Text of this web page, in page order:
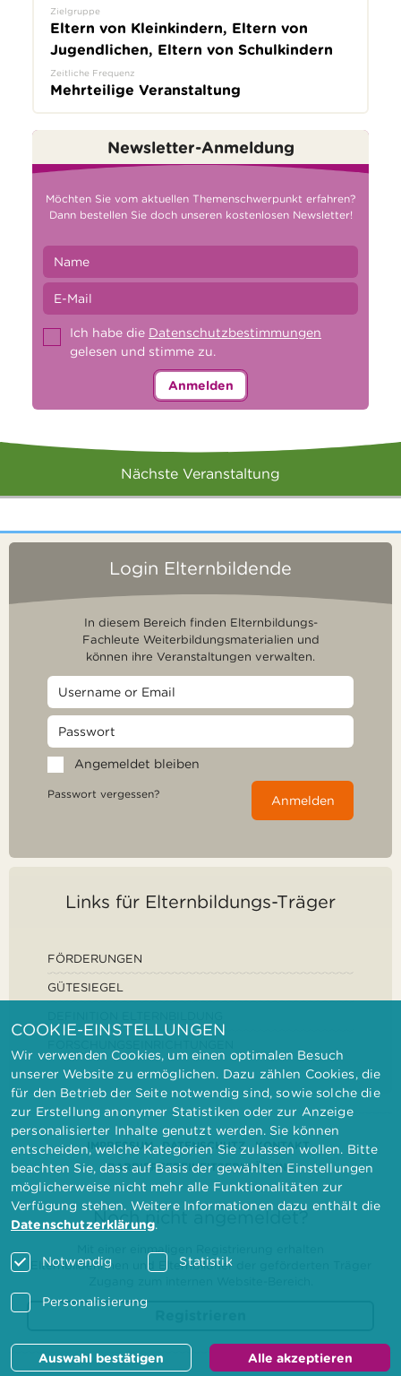
Zielgruppe
Eltern von Kleinkindern, Eltern von
Jugendlichen, Eltern von Schulkindern
Zeitliche Frequenz
Mehrteilige Veranstaltung
Newsletter-Anmeldung
Möchten Sie vom aktuellen Themenschwerpunkt erfahren?
Dann bestellen Sie doch unseren kostenlosen Newsletter!
Ich habe die Datenschutzbestimmungen
gelesen und stimme zu.
Anmelden
Nächste Veranstaltung
Login Elternbildende
In diesem Bereich finden Elternbildungs-
Fachleute Weiterbildungsmaterialien und
können ihre Veranstaltungen verwalten.
Angemeldet bleiben
Passwort vergessen? Anmelden
Links für Elternbildungs-Träger
FÖRDERUNGEN
GÜTESIEGEL
IMPRESSUM DATENSCHUTZ
KONTAKT
BARRIEREFREIHEITSERKLÄRUNG
Noch nicht angemeldet?
Mit einer einmaligen Registrierung erhalten
Elternbilderinnen und Elternbildner der geförderten Träger
COOKIE-EINSTELLUNGEN
Wir verwenden Cookies, um einen optimalen Besuch
unserer Website zu ermöglichen. Dazu zählen Cookies, die
für den Betrieb der Seite notwendig sind, sowie solche die
zur Erstellung anonymer Statistiken oder zur Anzeige
personalisierter Inhalte genutzt werden. Sie können
entscheiden, welche Kategorien Sie zulassen wollen. Bitte
beachten Sie, dass auf Basis der gewählten Einstellungen
möglicherweise nicht mehr alle Funktionalitäten zur
Verfügung stehen. Weitere Informationen dazu enthält die
Datenschutzerklärung.
Notwendig Statistik
Personalisierung
Auswahl bestätigen Alle akzeptieren